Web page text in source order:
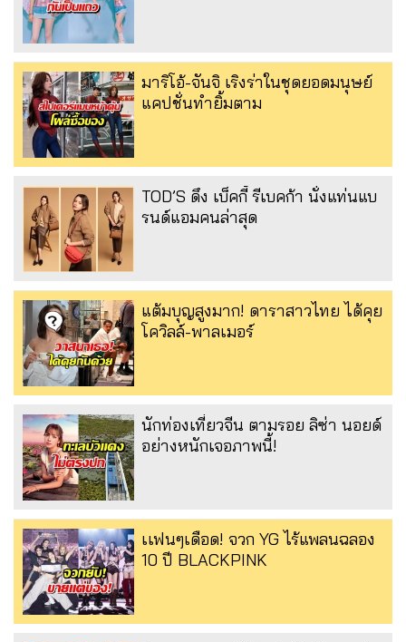
มาริโอ้-จันจิ เริงร่าในชุดยอดมนุษย์
แคปชั่นทำยิ้มตาม
TOD’S ดึง เบ็คกี้ รีเบคก้า นั่งแท่นแบ
รนด์แอมคนล่าสุด
แต้มบุญสูงมาก! ดาราสาวไทย ได้คุย
โควิลล์-พาลเมอร์
นักท่องเที่ยวจีน ตามรอย ลิซ่า นอยด์
อย่างหนักเจอภาพนี้!
เเฟนๆเดือด! จวก YG ไร้แพลนฉลอง
10 ปี BLACKPINK